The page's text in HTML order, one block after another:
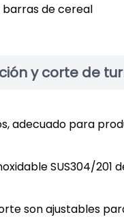
de cereal
y corte de
adecuado para
SUS304/201
son ajustables